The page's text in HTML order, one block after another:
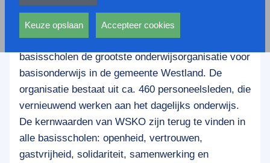
De Westlandse Stichting Katholiek Onderwijs
(WSKO) is met circa 4300 leerlingen op 16
basisscholen de grootste onderwijsorganisatie voor
basisonderwijs in de gemeente Westland. De
organisatie bestaat uit ca. 460 personeelsleden, die
vernieuwend werken aan het dagelijks onderwijs.
De kernwaarden van WSKO zijn terug te vinden in
alle basisscholen: openheid, vertrouwen,
gastvrijheid, solidariteit, samenwerking en
andere wordt voorkomen dat dezelfde advertentie
voortdurend verschijnt.
Keuze opslaan Accepteer cookies